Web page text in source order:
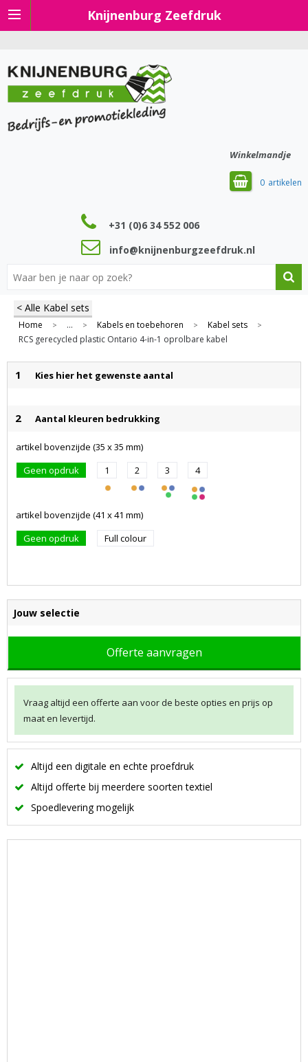
Knijnenburg Zeefdruk
Winkelmandje
0
+31 (0)6 34 552 006
info@knijnenburgzeefdruk.nl
< Alle Kabel sets
Home > ... > Kabels en toebehoren > Kabel sets >
RCS gerecycled plastic Ontario 4-in-1 oprolbare kabel
1 Kies hier het gewenste aantal
2 Aantal kleuren bedrukking
artikel bovenzijde (35 x 35 mm)
Geen opdruk
1 2 3 4
artikel bovenzijde (41 x 41 mm)
Geen opdruk
Full colour
Jouw selectie
Offerte aanvragen
Vraag altijd een offerte aan voor de beste opties en prijs op
maat en levertijd.
Altijd een digitale en echte proefdruk
Altijd offerte bij meerdere soorten textiel
Spoedlevering mogelijk